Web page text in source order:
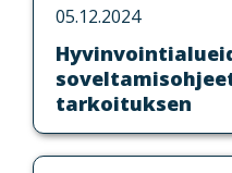
05.12.2024
tarkoituksen